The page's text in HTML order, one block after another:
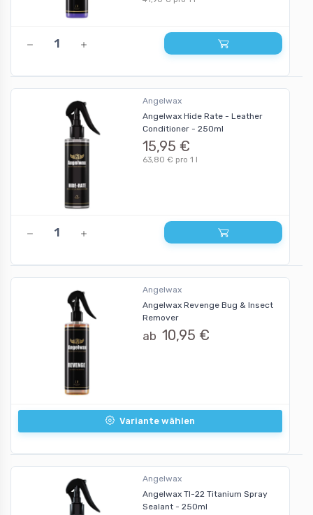
Angelwax
Angelwax Hide Rate - Leather
Conditioner - 250ml
15,95 €
63,80 € pro 1 l
Angelwax
Angelwax Revenge Bug & Insect
Remover
ab 10,95 €
Variante wählen
Angelwax
Angelwax TI-22 Titanium Spray
Sealant - 250ml